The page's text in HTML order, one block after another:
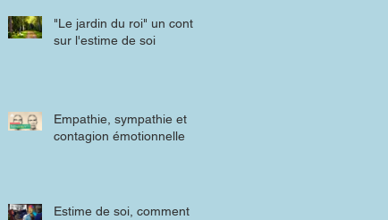
"Le jardin du roi" un conte
sur l'estime de soi
Empathie, sympathie et
contagion émotionnelle
Estime de soi, comment